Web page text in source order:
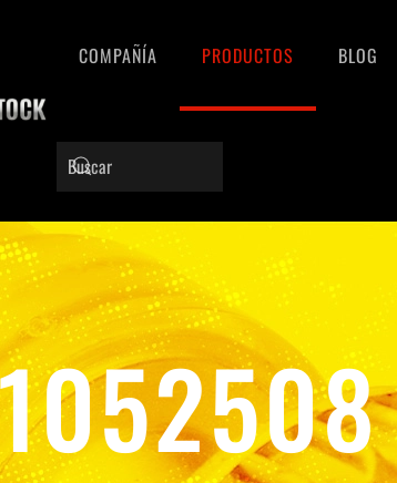
COMPAÑÍA PRODUCTOS BLOG
1052508